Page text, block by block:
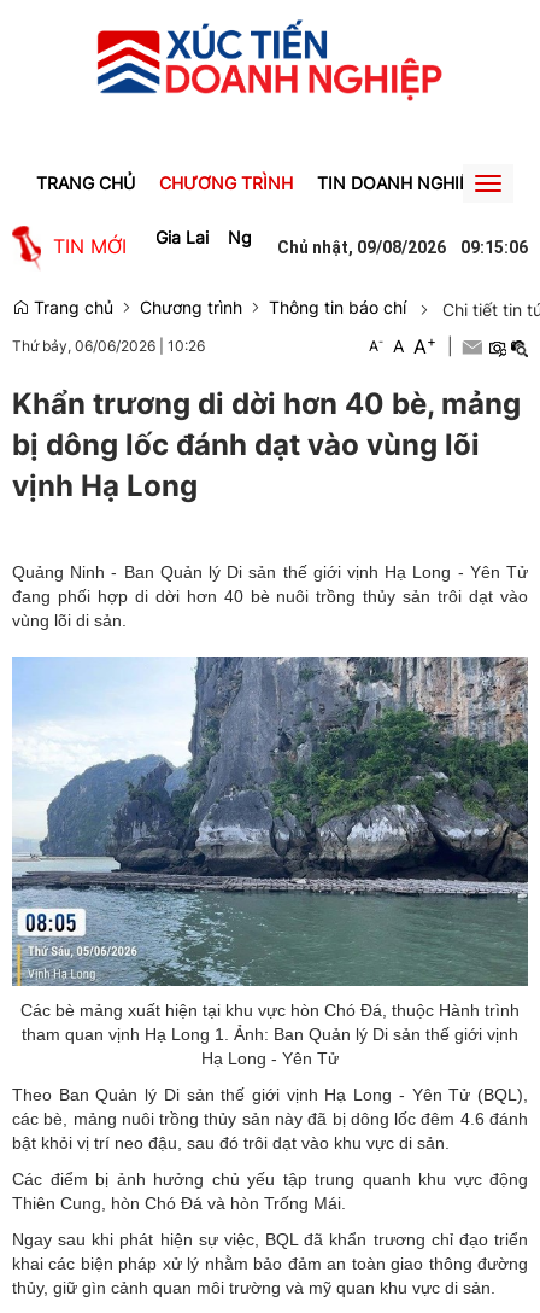
TRANG CHỦ CHƯƠNG TRÌNH TIN DOANH NGHIỆP Toggle
TIN MỚI
cho lao động Gia Lai Người phụ nữ ở Hưng Yên suýt bị mất
Chủ nhật, 09/08/2026 09:15:07
Trang chủ Chương trình Thông tin báo chí Chi tiết tin
Thứ bảy, 06/06/2026 10:26 A- A A+
Khẩn trương di dời hơn 40 bè, mảng
bị dông lốc đánh dạt vào vùng lõi
vịnh Hạ Long
Quảng Ninh - Ban Quản lý Di sản thế giới vịnh Hạ Long - Yên Tử
đang phối hợp di dời hơn 40 bè nuôi trồng thủy sản trôi dạt vào
vùng lõi di sản.
Các bè mảng xuất hiện tại khu vực hòn Chó Đá, thuộc Hành trình
tham quan vịnh Hạ Long 1. Ảnh: Ban Quản lý Di sản thế giới vịnh
Hạ Long - Yên Tử
Theo Ban Quản lý Di sản thế giới vịnh Hạ Long - Yên Tử (BQL),
các bè, mảng nuôi trồng thủy sản này đã bị dông lốc đêm 4.6 đánh
bật khỏi vị trí neo đậu, sau đó trôi dạt vào khu vực di sản.
Các điểm bị ảnh hưởng chủ yếu tập trung quanh khu vực động
Thiên Cung, hòn Chó Đá và hòn Trống Mái.
Ngay sau khi phát hiện sự việc, BQL đã khẩn trương chỉ đạo triển
khai các biện pháp xử lý nhằm bảo đảm an toàn giao thông đường
thủy, giữ gìn cảnh quan môi trường và mỹ quan khu vực di sản.